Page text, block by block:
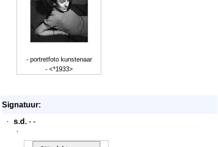
- portretfoto kunstenaar
- <*1933>
Signatuur:
·
s.d. - -
·